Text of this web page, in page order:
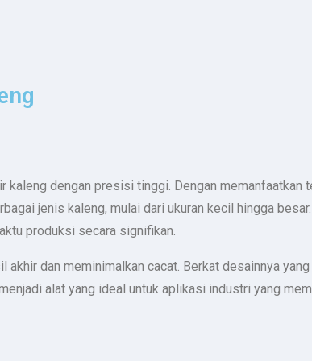
dengan presisi tinggi. Dengan memanfaatkan
jenis kaleng, mulai dari ukuran kecil hingga
produksi secara signifikan.
dan meminimalkan cacat. Berkat desainnya
alat yang ideal untuk aplikasi industri yang